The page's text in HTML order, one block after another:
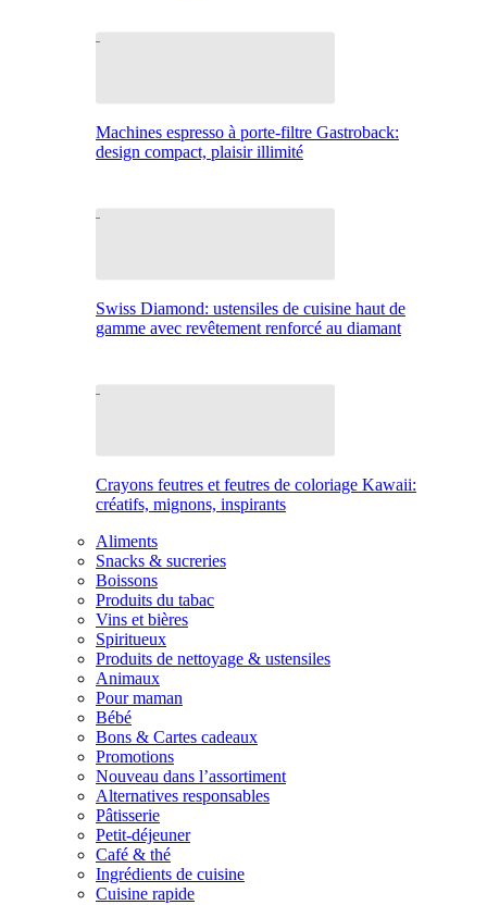
Machines espresso à porte-filtre Gastroback:
design compact, plaisir illimité
Swiss Diamond: ustensiles de cuisine haut de
gamme avec revêtement renforcé au diamant
Crayons feutres et feutres de coloriage Kawaii:
créatifs, mignons, inspirants
Aliments
Snacks & sucreries
Boissons
Produits du tabac
Vins et bières
Spiritueux
Produits de nettoyage & ustensiles
Animaux
Pour maman
Bébé
Bons & Cartes cadeaux
Promotions
Nouveau dans l’assortiment
Alternatives responsables
Pâtisserie
Petit-déjeuner
Café & thé
Ingrédients de cuisine
Cuisine rapide